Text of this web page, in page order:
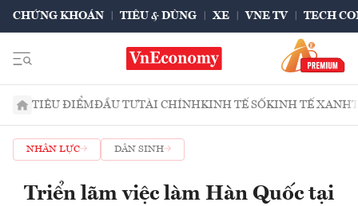
CHỨNG KHOÁN TIÊU & DÙNG XE VNE TV TECH
TIÊU ĐIỂMĐẦU TƯTÀI CHÍNHKINH TẾ SỐKINH TẾ XANH
NHÂN LỰC DÂN SINH
Triển lãm việc làm Hàn Quốc tại